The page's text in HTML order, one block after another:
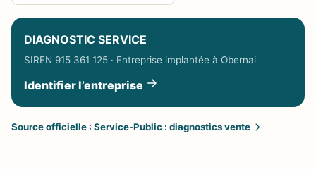
DIAGNOSTIC SERVICE
SIREN 915 361 125 · Entreprise implantée à Obernai
Identifier l’entreprise
Source officielle : Service-Public : diagnostics vente